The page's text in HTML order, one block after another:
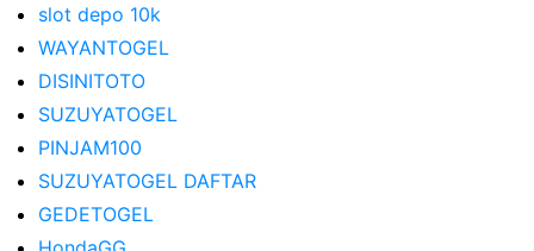
slot depo 10k
WAYANTOGEL
DISINITOTO
SUZUYATOGEL
PINJAM100
SUZUYATOGEL DAFTAR
GEDETOGEL